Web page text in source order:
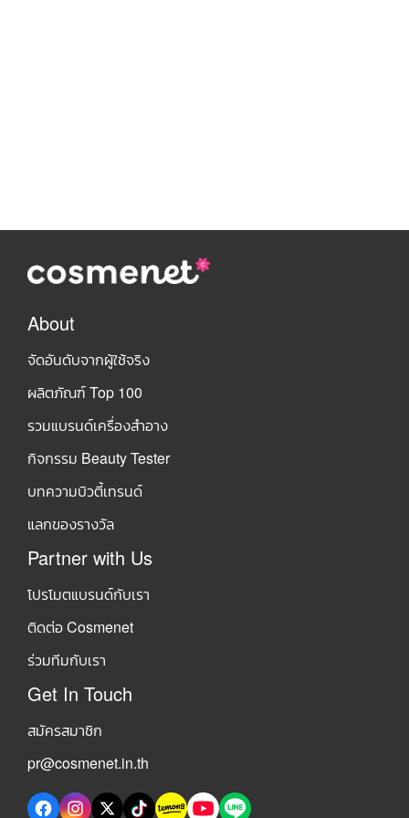
About
จัดอันดับจากผู้ใช้จริง
ผลิตภัณฑ์ Top 100
รวมแบรนด์เครื่องสำอาง
กิจกรรม Beauty Tester
บทความบิวตี้เทรนด์
แลกของรางวัล
Partner with Us
โปรโมตแบรนด์กับเรา
ติดต่อ Cosmenet
ร่วมทีมกับเรา
Get In Touch
สมัครสมาชิก
pr@cosmenet.in.th